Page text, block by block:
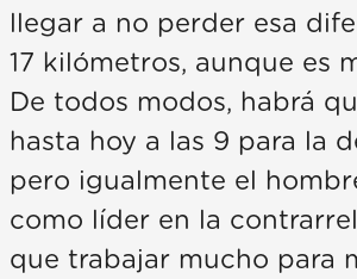
llegar a no perder esa
17 kilómetros, aunque es
De todos modos, habrá
hasta hoy a las 9 para la
pero igualmente el
como líder en la
que trabajar mucho para